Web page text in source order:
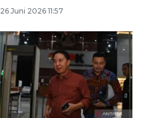
26 Juni 2026 11:57